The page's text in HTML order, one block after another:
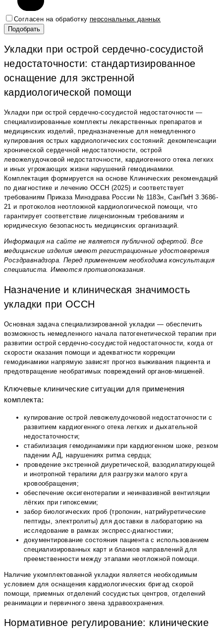
Согласен на обработку персональных данных
Укладки при острой сердечно-сосудистой
недостаточности: стандартизированное
оснащение для экстренной
кардиологической помощи
Укладки при острой сердечно-сосудистой недостаточности —
специализированные комплекты лекарственных препаратов и
медицинских изделий, предназначенные для немедленного
купирования острых кардиологических состояний: декомпенсации
хронической сердечной недостаточности, острой
левожелудочковой недостаточности, кардиогенного отека легких
и иных угрожающих жизни нарушений гемодинамики.
Комплектация формируется на основе Клинических рекомендаций
по диагностике и лечению ОССН (2025) и соответствует
требованиям Приказа Минздрава России № 1183н, СанПиН 3.3686-
21 и протоколов неотложной кардиологической помощи, что
гарантирует соответствие лицензионным требованиям и
юридическую безопасность медицинских организаций.
Информация на сайте не является публичной офертой. Все
медицинские изделия имеют регистрационные удостоверения
Росздравнадзора. Перед применением необходима консультация
специалиста. Имеются противопоказания.
Назначение и клиническая значимость
укладки при ОССН
Основная задача специализированной укладки — обеспечить
возможность немедленного начала патогенетической терапии при
развитии острой сердечно-сосудистой недостаточности, когда от
скорости оказания помощи и адекватности коррекции
гемодинамики напрямую зависят прогноз выживания пациента и
предотвращение необратимых повреждений органов-мишеней.
Ключевые клинические ситуации для применения
комплекта:
купирование острой левожелудочковой недостаточности с
развитием кардиогенного отека легких и дыхательной
недостаточности;
стабилизация гемодинамики при кардиогенном шоке, резком
падении АД, нарушениях ритма сердца;
проведение экстренной диуретической, вазодилатирующей
и инотропной терапияи для разгрузки малого круга
кровообращения;
обеспечение оксигенотерапии и неинвазивной вентиляции
лёгких при гипоксемии;
забор биологических проб (тропонин, натрийуретические
пептиды, электролиты) для доставки в лабораторию на
исследование в рамках экспресс-диагностики;
документирование состояния пациента с использованием
специализированных карт и бланков направлений для
преемственности между этапами неотложной помощи.
Наличие укомплектованной укладки является необходимым
условием для оснащения кардиологических бригад скорой
помощи, приемных отделений сосудистых центров, отделений
реанимации и первичного звена здравоохранения.
Нормативное регулирование: клинические